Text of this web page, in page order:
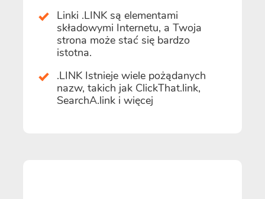
Linki .LINK są elementami
składowymi Internetu, a Twoja
strona może stać się bardzo
istotna.
.LINK Istnieje wiele pożądanych
nazw, takich jak ClickThat.link,
SearchA.link i więcej